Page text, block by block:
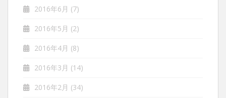
2016年6月 (7)
2016年5月 (2)
2016年4月 (8)
2016年3月 (14)
2016年2月 (34)